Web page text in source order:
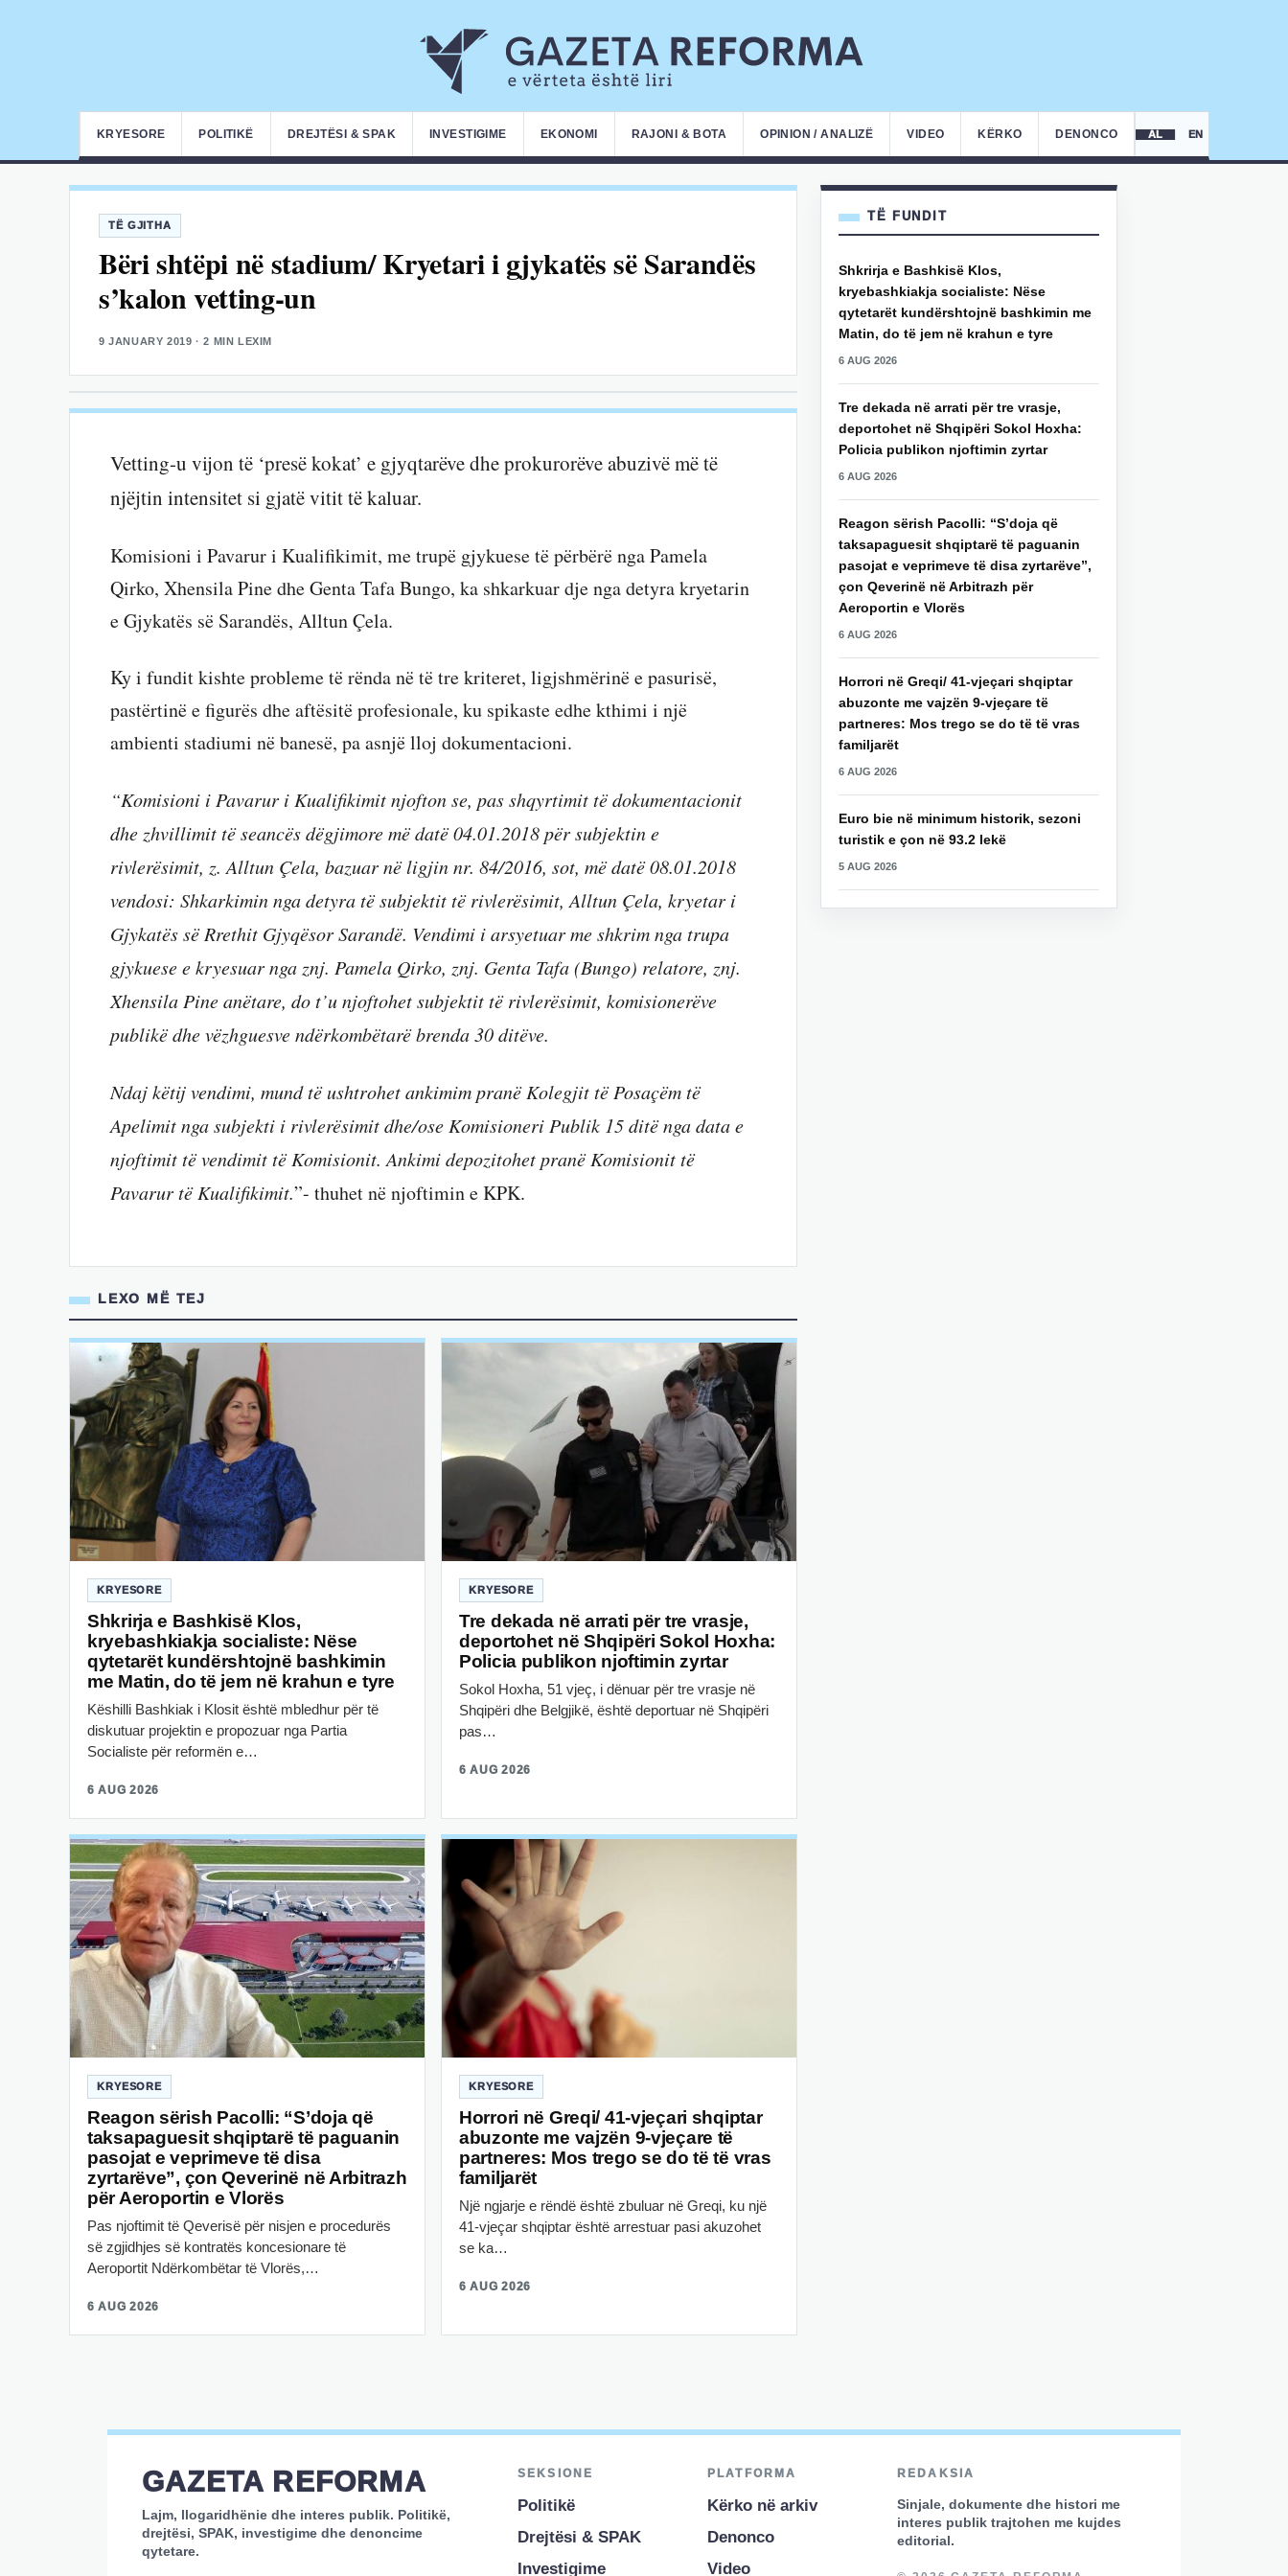
KRYESORE POLITIKË DREJTËSI & SPAK INVESTIGIME EKONOMI RAJONI & BOTA OPINION / ANALIZË VIDEO KËRKO DENONCO AL EN
TË GJITHA
Bëri shtëpi në stadium/ Kryetari i gjykatës së Sarandës
s’kalon vetting-un
9 JANUARY 2019 · 2 MIN LEXIM
Vetting-u vijon të ‘presë kokat’ e gjyqtarëve dhe prokurorëve abuzivë më të
njëjtin intensitet si gjatë vitit të kaluar.
Komisioni i Pavarur i Kualifikimit, me trupë gjykuese të përbërë nga Pamela
Qirko, Xhensila Pine dhe Genta Tafa Bungo, ka shkarkuar dje nga detyra kryetarin
e Gjykatës së Sarandës, Alltun Çela.
Ky i fundit kishte probleme të rënda në të tre kriteret, ligjshmërinë e pasurisë,
pastërtinë e figurës dhe aftësitë profesionale, ku spikaste edhe kthimi i një
ambienti stadiumi në banesë, pa asnjë lloj dokumentacioni.
“Komisioni i Pavarur i Kualifikimit njofton se, pas shqyrtimit të dokumentacionit
dhe zhvillimit të seancës dëgjimore më datë 04.01.2018 për subjektin e
rivlerësimit, z. Alltun Çela, bazuar në ligjin nr. 84/2016, sot, më datë 08.01.2018
vendosi: Shkarkimin nga detyra të subjektit të rivlerësimit, Alltun Çela, ​kryetar i
Gjykatës së Rrethit Gjyqësor Sarandë. Vendimi i arsyetuar me shkrim nga trupa
gjykuese e kryesuar nga znj. Pamela Qirko, znj. Genta Tafa (Bungo) relatore, znj.
Xhensila Pine anëtare, do t’u njoftohet subjektit të rivlerësimit, komisionerëve
publikë dhe vëzhguesve ndërkombëtarë brenda 30 ditëve.
Ndaj këtij vendimi, mund të ushtrohet ankimim pranë Kolegjit të Posaçëm të
Apelimit nga subjekti i rivlerësimit dhe/ose Komisioneri Publik 15 ditë nga data e
njoftimit të vendimit të Komisionit. Ankimi depozitohet pranë Komisionit të
Pavarur të Kualifikimit.”- thuhet në njoftimin e KPK.
LEXO MË TEJ
KRYESORE
Shkrirja e Bashkisë Klos,
kryebashkiakja socialiste: Nëse
qytetarët kundërshtojnë bashkimin
me Matin, do të jem në krahun e tyre
Këshilli Bashkiak i Klosit është mbledhur për të
diskutuar projektin e propozuar nga Partia
Socialiste për reformën e…
6 AUG 2026
KRYESORE
Tre dekada në arrati për tre vrasje,
deportohet në Shqipëri Sokol Hoxha:
Policia publikon njoftimin zyrtar
Sokol Hoxha, 51 vjeç, i dënuar për tre vrasje në
Shqipëri dhe Belgjikë, është deportuar në Shqipëri
pas…
6 AUG 2026
KRYESORE
Reagon sërish Pacolli: “S’doja që
taksapaguesit shqiptarë të paguanin
pasojat e veprimeve të disa
zyrtarëve”, çon Qeverinë në Arbitrazh
për Aeroportin e Vlorës
Pas njoftimit të Qeverisë për nisjen e procedurës
së zgjidhjes së kontratës koncesionare të
Aeroportit Ndërkombëtar të Vlorës,…
6 AUG 2026
KRYESORE
Horrori në Greqi/ 41-vjeçari shqiptar
abuzonte me vajzën 9-vjeçare të
partneres: Mos trego se do të të vras
familjarët
Një ngjarje e rëndë është zbuluar në Greqi, ku një
41-vjeçar shqiptar është arrestuar pasi akuzohet
se ka…
6 AUG 2026
TË FUNDIT
Shkrirja e Bashkisë Klos,
kryebashkiakja socialiste: Nëse
qytetarët kundërshtojnë bashkimin me
Matin, do të jem në krahun e tyre
6 AUG 2026
Tre dekada në arrati për tre vrasje,
deportohet në Shqipëri Sokol Hoxha:
Policia publikon njoftimin zyrtar
6 AUG 2026
Reagon sërish Pacolli: “S’doja që
taksapaguesit shqiptarë të paguanin
pasojat e veprimeve të disa zyrtarëve”,
çon Qeverinë në Arbitrazh për
Aeroportin e Vlorës
6 AUG 2026
Horrori në Greqi/ 41-vjeçari shqiptar
abuzonte me vajzën 9-vjeçare të
partneres: Mos trego se do të të vras
familjarët
6 AUG 2026
Euro bie në minimum historik, sezoni
turistik e çon në 93.2 lekë
5 AUG 2026
GAZETA REFORMA
Lajm, llogaridhënie dhe interes publik. Politikë,
drejtësi, SPAK, investigime dhe denoncime
qytetare.
SEKSIONE
Politikë
Drejtësi & SPAK
Investigime
PLATFORMA
Kërko në arkiv
Denonco
Video
REDAKSIA
Sinjale, dokumente dhe histori me
interes publik trajtohen me kujdes
editorial.